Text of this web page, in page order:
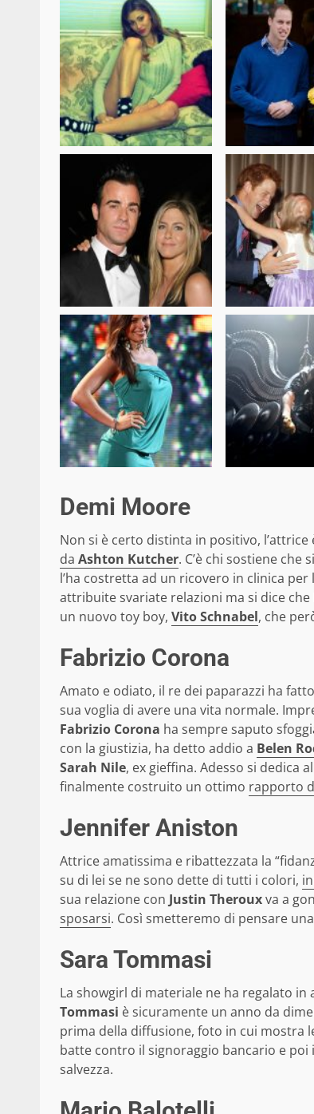
Demi Moore
Non si è certo distinta in positivo,
da Ashton Kutcher. C’è chi sostiene
l’ha costretta ad un ricovero in clinica
attribuite svariate relazioni ma si dice che
un nuovo toy boy, Vito Schnabel, che
Fabrizio Corona
Amato e odiato, il re dei paparazzi ha
sua voglia di avere una vita normale.
Fabrizio Corona ha sempre saputo
con la giustizia, ha detto addio a Belen
Sarah Nile, ex gieffina. Adesso si dedica
finalmente costruito un ottimo rapporto
Jennifer Aniston
Attrice amatissima e ribattezzata la
su di lei se ne sono dette di tutti i colori,
sua relazione con Justin Therouxva a
sposarsi. Così smetteremo di pensare
Sara Tommasi
La showgirl di materiale ne ha regalato
Tommasi è sicuramente un anno da
prima della diffusione, foto in cui mostra
batte contro il signoraggio bancario e poi
salvezza.